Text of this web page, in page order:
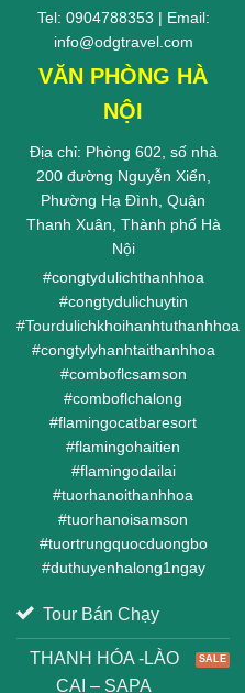
Tel: 0904788353 | Email:
info@odgtravel.com
VĂN PHÒNG HÀ
NỘI
Địa chỉ: Phòng 602, số nhà
200 đường Nguyễn Xiển,
Phường Hạ Đình, Quận
Thanh Xuân, Thành phố Hà
Nội
#congtydulichthanhhoa
#congtydulichuytin
#Tourdulichkhoihanhtuthanhhoa
#congtylyhanhtaithanhhoa
#comboflcsamson
#comboflchalong
#flamingocatbaresort
#flamingohaitien
#flamingodailai
#tuorhanoithanhhoa
#tuorhanoisamson
#tuortrungquocduongbo
#duthuyenhalong1ngay
Tour Bán Chạy
THANH HÓA -LÀO
CAI – SAPA